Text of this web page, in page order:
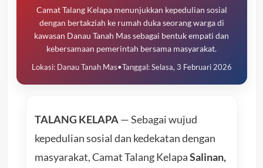
Camat Talang Kelapa menunjukkan kepedulian sosial
dengan bertakziah ke rumah duka seorang warga di
kawasan Danau Tanah Mas sebagai bentuk empati dan
kebersamaan pemerintah bersama masyarakat.
Lokasi: Danau Tanah Mas•Tanggal: Selasa, 3 Februari 2026
TALANG KELAPA— Sebagai wujud
kepedulian sosial dan kedekatan dengan
masyarakat, Camat Talang KelapaSalinan,